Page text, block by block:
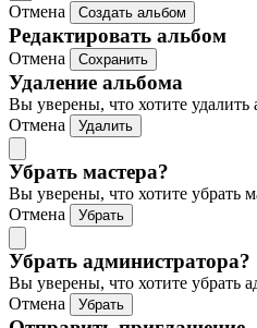
Отмена
Создать альбом
Редактировать альбом
Отмена Сохранить
Удаление альбома
Вы уверены, что хотите удалить
Отмена
Удалить
Убрать мастера?
Вы уверены, что хотите убрать
Отмена
Убрать
Убрать администратора?
Вы уверены, что хотите убрать
Отмена
Убрать